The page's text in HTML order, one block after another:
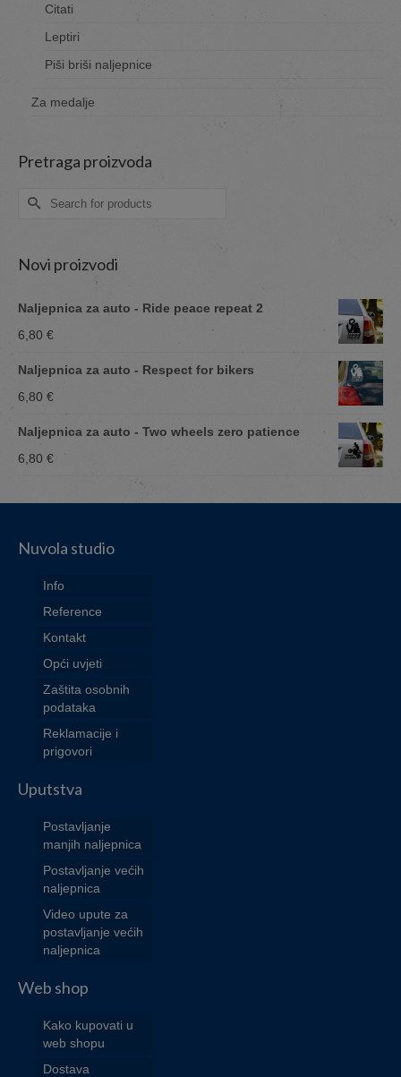
Citati
Leptiri
Piši briši naljepnice
Za medalje
Pretraga proizvoda
Search
Novi proizvodi
Naljepnica za auto - Ride peace repeat 2
6,80 €
Naljepnica za auto - Respect for bikers
6,80 €
Naljepnica za auto - Two wheels zero patience
6,80 €
Nuvola studio
Info
Reference
Kontakt
Opći uvjeti
Zaštita osobnih
podataka
Reklamacije i
prigovori
Uputstva
Postavljanje
manjih naljepnica
Postavljanje većih
naljepnica
Video upute za
postavljanje većih
naljepnica
Web shop
Kako kupovati u
web shopu
Dostava